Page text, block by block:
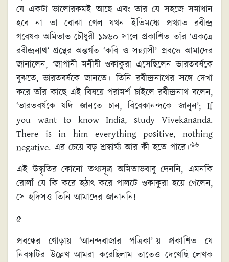
যে একটা ভালোরকমই আছে এবং তার যে সহজে সমাধান
হবে না তা বোঝা গেল যখন ইতিমধ্যে প্রখ্যাত রবীন্দ্র
গবেষক অমিতাভ চৌধুরী ১৯৬০ সালে প্রকাশিত তাঁর ‘একত্রে
রবীন্দ্রনাথ’ গ্রন্থের অন্তর্গত ‘কবি ও সন্ন্যাসী’ প্রবন্ধে আমাদের
জানালেন, ‘জাপানী মনীষী ওকাকুরা এসেছিলেন ভারতবর্ষকে
বুঝতে, ভারতবর্ষকে জানতে। তিনি রবীন্দ্রনাথের সঙ্গে দেখা
করে তাঁর কাছে এই বিষয়ে পরামর্শ চাইলে রবীন্দ্রনাথ বলেন,
‘ভারতবর্ষকে যদি জানতে চান, বিবেকানন্দকে জানুন’; If
you want to know India, study Vivekananda.
There is in him everything positive, nothing
negative. এর চেয়ে বড় শ্রদ্ধার্ঘ্য আর কী হতে পারে।’১৬
এই উদ্ধৃতির কোনো তথ্যসূত্র অমিতাভবাবু দেননি, এমনকি
রোলাঁ যে কি করে হঠাৎ করে পালটে ওকাকুরা হয়ে গেলেন,
সে হদিসও তিনি আমাদের জানাননি!
৫
প্রবন্ধের গোড়ায় ‘আনন্দবাজার পত্রিকা’-য় প্রকাশিত যে
নিবন্ধটির উল্লেখ আমরা করেছিলাম তাতেও দেখেছি লেখক